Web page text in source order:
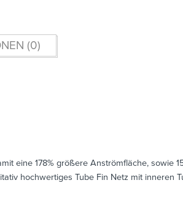
(0)
eine 178% größere Anströmfläche, sowie
hochwertiges Tube Fin Netz mit inneren